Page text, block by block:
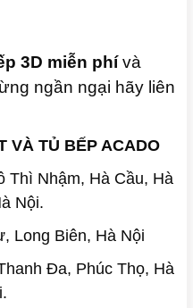
3D miễn phívà
ngần ngại hãy liên
VÀ TỦ BẾP ACADO
Thì Nhậm, Hà Cầu, Hà
Nội.
Long Biên, Hà Nội
Đa, Phúc Thọ, Hà